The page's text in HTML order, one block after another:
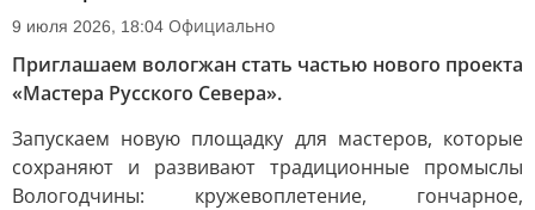
9 июля 2026, 18:04 Официально
Приглашаем вологжан стать частью нового проекта
«Мастера Русского Севера».
Запускаем новую площадку для мастеров, которые
сохраняют и развивают традиционные промыслы
Вологодчины: кружевоплетение, гончарное,